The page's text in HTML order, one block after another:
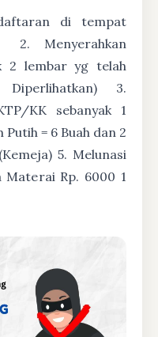
di tempat
2. Menyerahkan
2 lembar yg telah
3.
KK sebanyak 1
= 6 Buah dan 2
5. Melunasi
Materai Rp. 6000 1